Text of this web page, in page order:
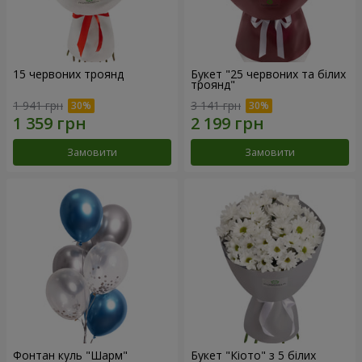
15 червоних троянд
1 941 грн
Замовити
Букет "25 червоних та білих
троянд"
3 141 грн
Замовити
Фонтан куль "Шарм" Букет "Кіото" з 5 білих